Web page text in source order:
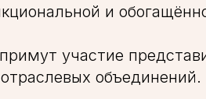
и
участие
объединений.